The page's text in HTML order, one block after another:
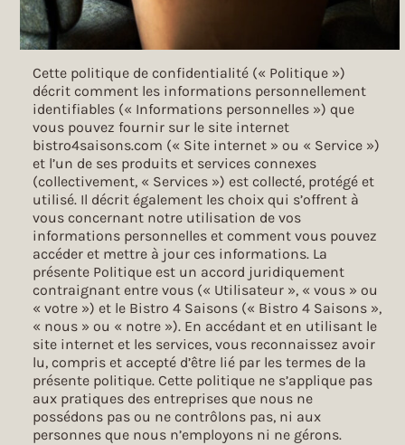
Cette politique de confidentialité (« Politique »)
décrit comment les informations personnellement
identifiables (« Informations personnelles ») que
vous pouvez fournir sur le site internet
bistro4saisons.com (« Site internet » ou « Service »)
et l’un de ses produits et services connexes
(collectivement, « Services ») est collecté, protégé et
utilisé. Il décrit également les choix qui s’offrent à
vous concernant notre utilisation de vos
informations personnelles et comment vous pouvez
accéder et mettre à jour ces informations. La
présente Politique est un accord juridiquement
contraignant entre vous (« Utilisateur », « vous » ou
« votre ») et le Bistro 4 Saisons (« Bistro 4 Saisons »,
« nous » ou « notre »). En accédant et en utilisant le
site internet et les services, vous reconnaissez avoir
lu, compris et accepté d’être lié par les termes de la
présente politique. Cette politique ne s’applique pas
aux pratiques des entreprises que nous ne
possédons pas ou ne contrôlons pas, ni aux
personnes que nous n’employons ni ne gérons.